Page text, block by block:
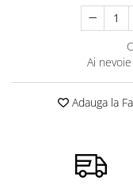
Ai
Adauga la